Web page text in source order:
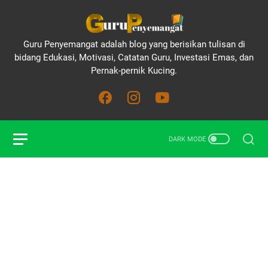
Guru Penyemangat adalah blog yang berisikan tulisan di
bidang Edukasi, Motivasi, Catatan Guru, Investasi Emas, dan
Pernak-pernik Kucing.